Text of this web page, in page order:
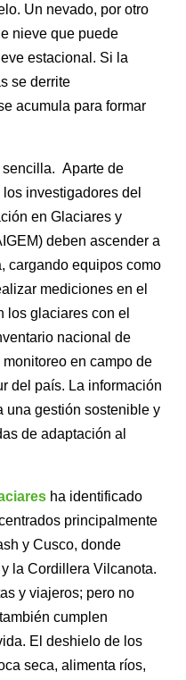
Un nevado, por otro
nieve que puede
estacional. Si la
se derrite
acumula para formar
sencilla. Aparte de
investigadores del
en Glaciares y
deben ascender a
cargando equipos como
mediciones en el
los glaciares con el
nacional de
en campo de
del país. La información
una gestión sostenible y
de adaptación al
ha identificado
principalmente
y Cusco, donde
la Cordillera Vilcanota.
y viajeros; pero no
cumplen
El deshielo de los
seca, alimenta ríos,